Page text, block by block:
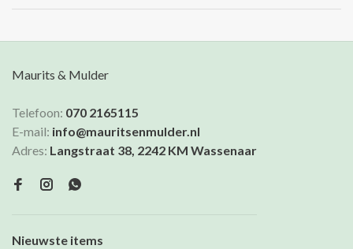
Maurits & Mulder
Telefoon: 070 2165115
E-mail: info@mauritsenmulder.nl
Adres: Langstraat 38, 2242 KM Wassenaar
Nieuwste items